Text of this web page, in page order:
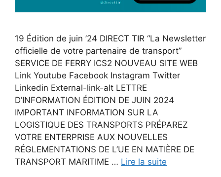
19 Édition de juin ’24 DIRECT TIR “La Newsletter
officielle de votre partenaire de transport”
SERVICE DE FERRY ICS2 NOUVEAU SITE WEB
Link Youtube Facebook Instagram Twitter
Linkedin External-link-alt LETTRE
D’INFORMATION ÉDITION DE JUIN 2024
IMPORTANT INFORMATION SUR LA
LOGISTIQUE DES TRANSPORTS PRÉPAREZ
VOTRE ENTERPRISE AUX NOUVELLES
RÉGLEMENTATIONS DE L’UE EN MATIÈRE DE
TRANSPORT MARITIME … Lire la suite